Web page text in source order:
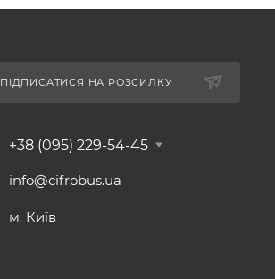
ПІДПИСАТИСЯ НА РОЗСИЛКУ
+38 (095) 229-54-45
info@cifrobus.ua
м. Київ